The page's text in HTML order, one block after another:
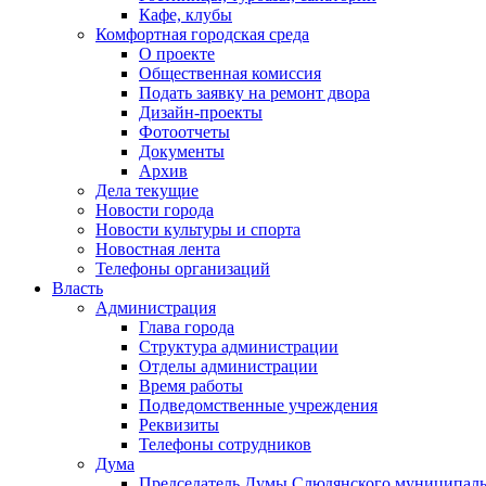
Кафе, клубы
Комфортная городская среда
О проекте
Общественная комиссия
Подать заявку на ремонт двора
Дизайн-проекты
Фотоотчеты
Документы
Архив
Дела текущие
Новости города
Новости культуры и спорта
Новостная лента
Телефоны организаций
Власть
Администрация
Глава города
Структура администрации
Отделы администрации
Время работы
Подведомственные учреждения
Реквизиты
Телефоны сотрудников
Дума